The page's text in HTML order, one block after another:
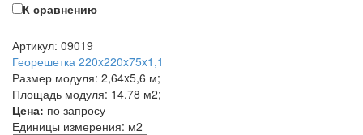
К сравнению
Артикул: 09019
Георешетка 220x220x75x1,1
Размер модуля: 2,64x5,6 м;
Площадь модуля: 14.78 м2;
Цена: по запросу
Единицы измерения: м2